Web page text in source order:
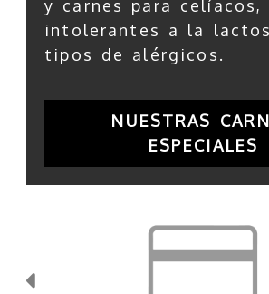
y carnes para celíacos,
intolerantes a la
tipos de alérgicos.
NUESTRAS
ESPECIALES